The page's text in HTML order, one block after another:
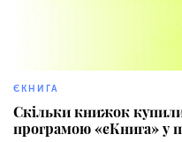
ЄКНИГА
Скільки книжок купили
програмою «єКнига» у